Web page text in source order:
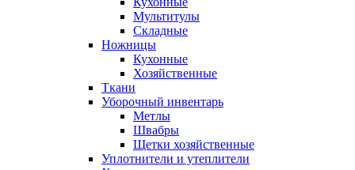
Мультитулы
Складные
Ножницы
Кухонные
Хозяйственные
Ткани
Уборочный инвентарь
Метлы
Швабры
Щетки хозяйственные
Уплотнители и утеплители